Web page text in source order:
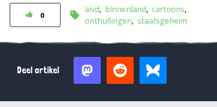
0
aivd binnenland cartoons
onthullingen staatsgeheim
Deel artikel